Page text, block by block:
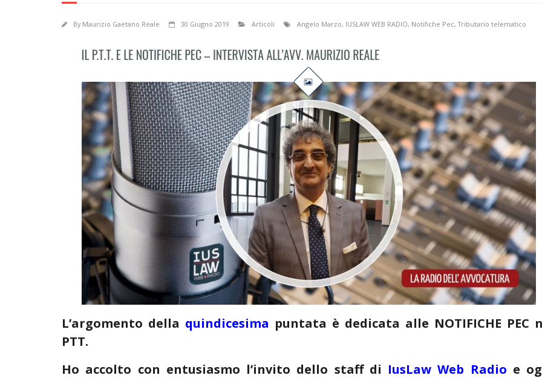
By Maurizio Gaetano Reale 30 Giugno 2019 Articoli Angelo Marzo, IUSLAW WEB RADIO, Notifiche Pec,Tributario telematico
L’argomento della quindicesima puntata è dedicata alle NOTIFICHE PEC
PTT.
Ho accolto con entusiasmo l’invito dello staff di IusLaw Web Radio e